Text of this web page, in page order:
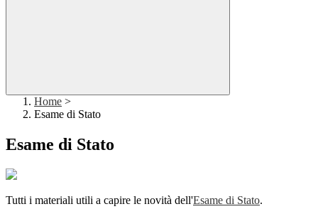
Home >
Esame di Stato
Esame di Stato
Tutti i materiali utili a capire le novità dell'Esame di Stato.